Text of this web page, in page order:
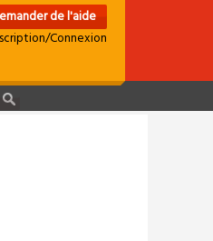
de l'aide
Connexion